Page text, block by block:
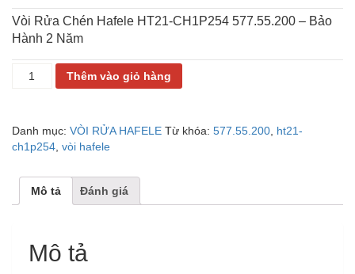
Vòi Rửa Chén Hafele HT21-CH1P254 577.55.200 – Bảo
Hành 2 Năm
VÒI
HT21-
CH1P254
số
lượng
Thêm vào giỏ hàng
Danh mục: VÒI RỬA HAFELE Từ khóa: 577.55.200, ht21-
ch1p254, vòi hafele
Mô tả Đánh giá
Mô tả